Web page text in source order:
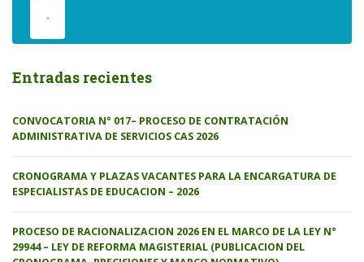
.
Entradas recientes
CONVOCATORIA N° 017– PROCESO DE CONTRATACIÓN
ADMINISTRATIVA DE SERVICIOS CAS 2026
CRONOGRAMA Y PLAZAS VACANTES PARA LA ENCARGATURA DE
ESPECIALISTAS DE EDUCACION – 2026
PROCESO DE RACIONALIZACION 2026 EN EL MARCO DE LA LEY N°
29944 – LEY DE REFORMA MAGISTERIAL (PUBLICACION DEL